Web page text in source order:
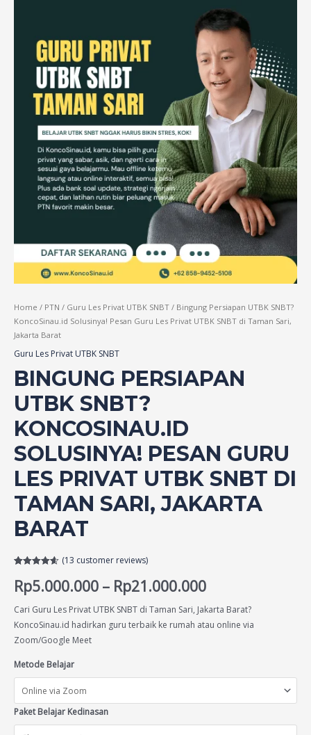
Home / PTN / Guru Les Privat UTBK SNBT / Bingung Persiapan UTBK SNBT?
KoncoSinau.id Solusinya! Pesan Guru Les Privat UTBK SNBT di Taman Sari,
Jakarta Barat
Guru Les Privat UTBK SNBT
BINGUNG PERSIAPAN
UTBK SNBT?
KONCOSINAU.ID
SOLUSINYA! PESAN GURU
LES PRIVAT UTBK SNBT DI
TAMAN SARI, JAKARTA
BARAT
out of 5
based on
customer
ratings
(13 customer reviews)
Rp5.000.000 – Rp21.000.000
Cari Guru Les Privat UTBK SNBT di Taman Sari, Jakarta Barat?
KoncoSinau.id hadirkan guru terbaik ke rumah atau online via
Zoom/Google Meet
Metode Belajar
Paket Belajar Kedinasan